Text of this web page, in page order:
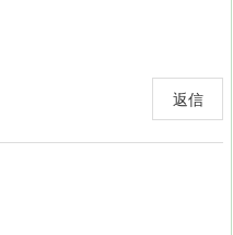
返信